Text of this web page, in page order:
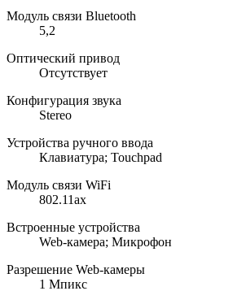
Модуль связи Bluetooth
5,2
Оптический привод
Отсутствует
Конфигурация звука
Stereo
Устройства ручного ввода
Клавиатура; Touchpad
Модуль связи WiFi
802.11ax
Встроенные устройства
Web-камера; Микрофон
Разрешение Web-камеры
1 Мпикс